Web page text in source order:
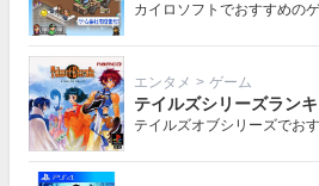
カイロソフトでおすすめの
エンタメ > ゲーム
テイルズシリーズラン
テイルズオブシリーズでお